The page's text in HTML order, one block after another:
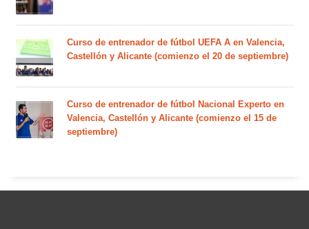
Curso de entrenador de fútbol UEFA A en Valencia,
Castellón y Alicante (comienzo el 20 de septiembre)
Curso de entrenador de fútbol Nacional Experto en
Valencia, Castellón y Alicante (comienzo el 15 de
septiembre)